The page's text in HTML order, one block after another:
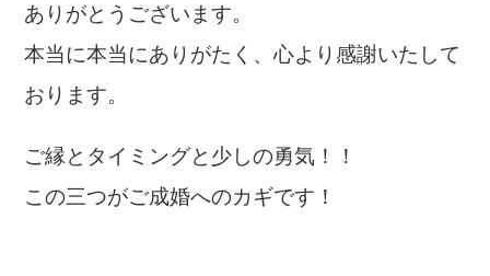
ありがとうございます。
本当に本当にありがたく、心より感謝いたして
おります。
ご縁とタイミングと少しの勇気！！
この三つがご成婚へのカギです！